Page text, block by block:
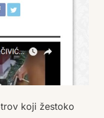
koji žestoko